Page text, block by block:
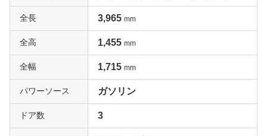
全長 3,965 mm
全高 1,455 mm
全幅 1,715 mm
パワーソース ガソリン
ドア数 3